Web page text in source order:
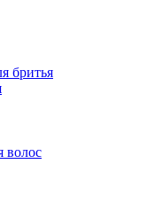
бритья
волос